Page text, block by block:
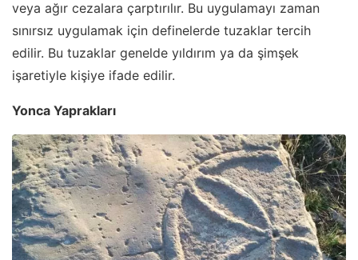
veya ağır cezalara çarptırılır. Bu uygulamayı zaman
sınırsız uygulamak için definelerde tuzaklar tercih
edilir. Bu tuzaklar genelde yıldırım ya da şimşek
işaretiyle kişiye ifade edilir.
Yonca Yaprakları